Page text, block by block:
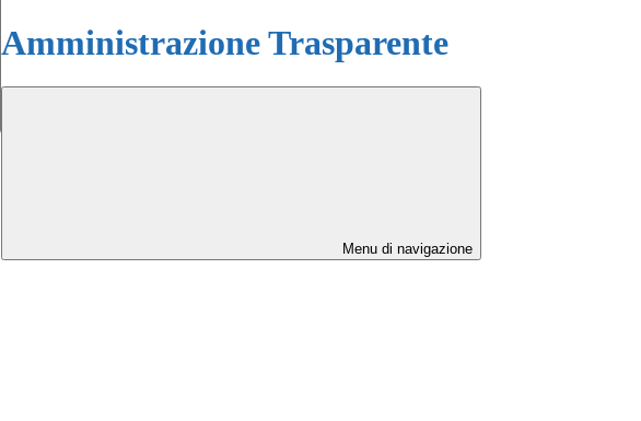
Amministrazione Trasparente
Menu di navigazione